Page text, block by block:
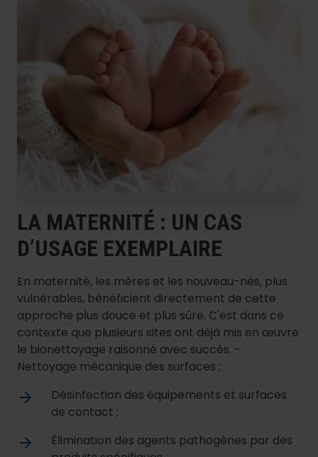
LA MATERNITÉ : UN CAS
D’USAGE EXEMPLAIRE
En maternité, les mères et les nouveau-nés, plus
vulnérables, bénéficient directement de cette
approche plus douce et plus sûre. C'est dans ce
contexte que plusieurs sites ont déjà mis en œuvre
le bionettoyage raisonné avec succès. -
Nettoyage mécanique des surfaces ;
Désinfection des équipements et surfaces
de contact ;
Élimination des agents pathogènes par des